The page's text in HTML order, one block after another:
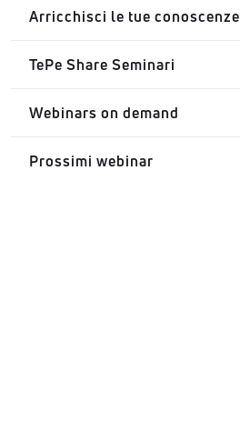
Arricchisci le tue conoscenze
Privato
TePe Share Seminari
Webinars on demand
Prossimi webinar